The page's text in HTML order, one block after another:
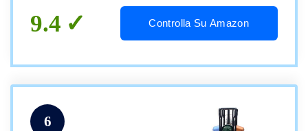
Capsule
9.4 Controlla Su Amazon
6